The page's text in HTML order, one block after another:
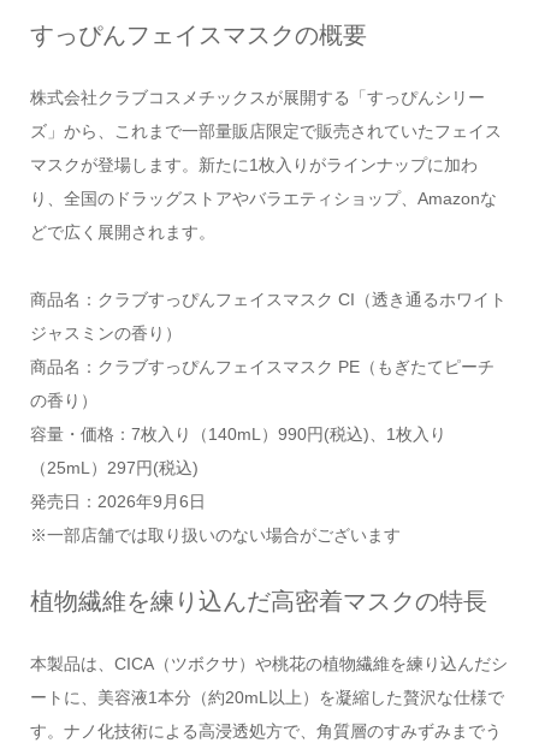
すっぴんフェイスマスクの概要
株式会社クラブコスメチックスが展開する「すっぴんシリー
ズ」から、これまで一部量販店限定で販売されていたフェイス
マスクが登場します。新たに1枚入りがラインナップに加わ
り、全国のドラッグストアやバラエティショップ、Amazonな
どで広く展開されます。
商品名：クラブすっぴんフェイスマスク CI（透き通るホワイト
ジャスミンの香り）
商品名：クラブすっぴんフェイスマスク PE（もぎたてピーチ
の香り）
容量・価格：7枚入り（140mL）990円(税込)、1枚入り
（25mL）297円(税込)
発売日：2026年9月6日
※一部店舗では取り扱いのない場合がございます
植物繊維を練り込んだ高密着マスクの特長
本製品は、CICA（ツボクサ）や桃花の植物繊維を練り込んだシ
ートに、美容液1本分（約20mL以上）を凝縮した贅沢な仕様で
す。ナノ化技術による高浸透処方で、角質層のすみずみまでう